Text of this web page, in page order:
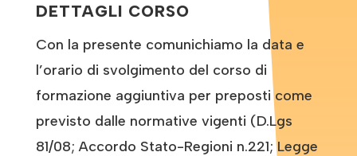
DETTAGLI CORSO
Con la presente comunichiamo la data e
l’orario di svolgimento del corso di
formazione aggiuntiva per preposti come
previsto dalle normative vigenti (D.Lgs
81/08; Accordo Stato-Regioni n.221; Legge